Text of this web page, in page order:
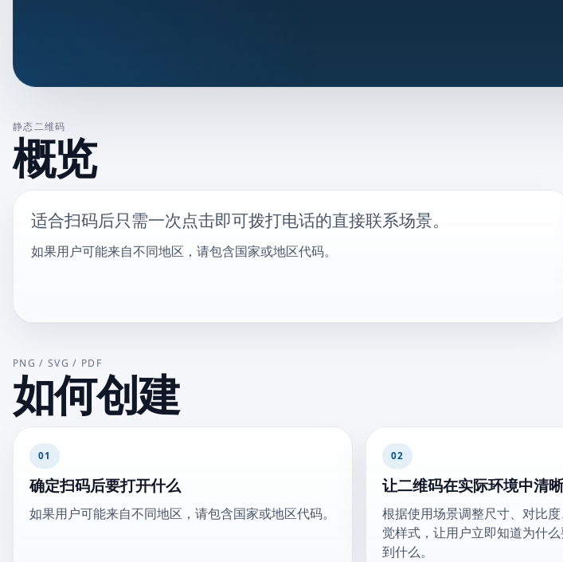
静态二维码
概览
适合扫码后只需一次点击即可拨打电话的直接联系场景。
如果用户可能来自不同地区，请包含国家或地区代码。
PNG / SVG / PDF
如何创建
01
确定扫码后要打开什么
如果用户可能来自不同地区，请包含国家或地区代码。
02
让二维码在实际环境中清
根据使用场景调整尺寸、对比
觉样式，让用户立即知道为什
到什么。